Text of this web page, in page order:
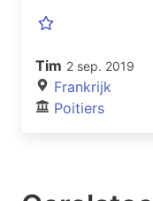
Tim 2 sep. 2019
Frankrijk
Poitiers